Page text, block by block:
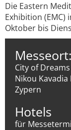
Die Eastern
Exhibition (EMC)
Oktober bis
Messeort:
City of
Nikou Kavadia
Zypern
Hotels
für